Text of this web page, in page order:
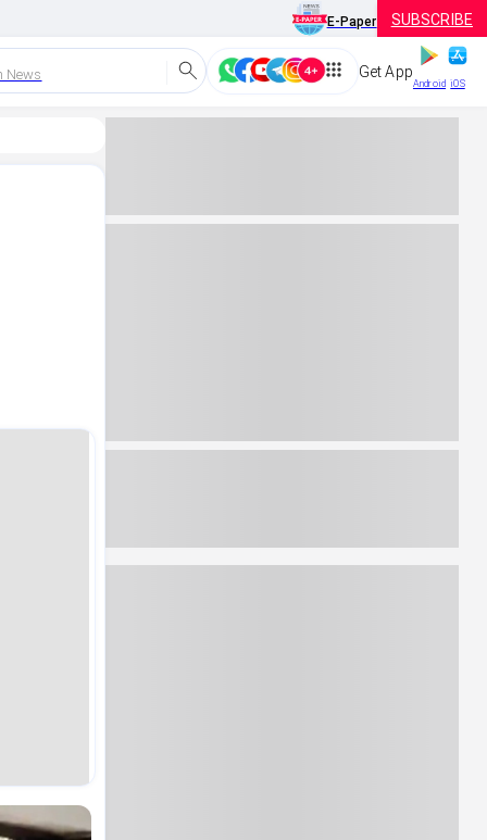
E-Paper SUBSCRIBE
News Get App
Android iOS